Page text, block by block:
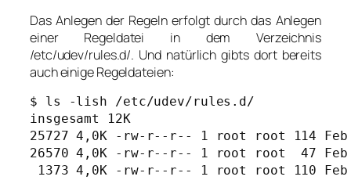
Das Anlegen der Regeln erfolgt durch das Anlegen
einer Regeldatei in dem Verzeichnis
/etc/udev/rules.d/. Und natürlich gibts dort bereits
auch einige Regeldateien:
$ ls -lish /etc/udev/rules.d/
insgesamt 12K
25727 4,0K -rw-r--r-- 1 root root 114
26570 4,0K -rw-r--r-- 1 root root  47
1373 4,0K -rw-r--r-- 1 root root 110 Feb